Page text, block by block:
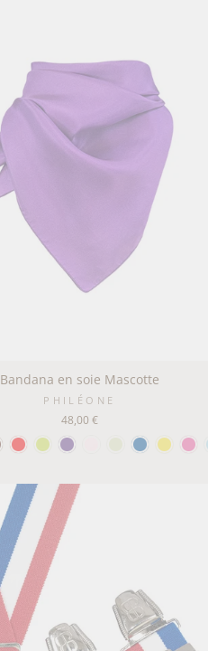
Bandana en soie Mascotte
PHILÉONE
48,00 €